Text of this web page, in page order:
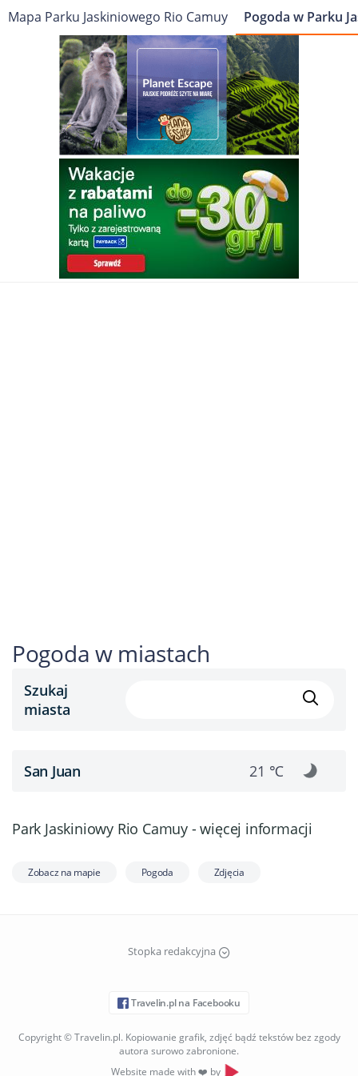
Cel podróży
Portoryko Park Jaskiniowy Rio Camuy Pogoda
Mapa Parku Jaskiniowego Rio Camuy Pogoda w Parku
Pogoda w Parku Jaskiniowym Rio
Camuy
Pogoda w miastach
Szukaj
miasta
San Juan 21 ℃
Park Jaskiniowy Rio Camuy - więcej informacji
Zobacz na mapie Pogoda Zdjęcia
Stopka redakcyjna
Travelin.pl na Facebooku
Copyright © Travelin.pl. Kopiowanie grafik, zdjęć bądź tekstów bez zgody
autora surowo zabronione.
Website made with ❤️ by